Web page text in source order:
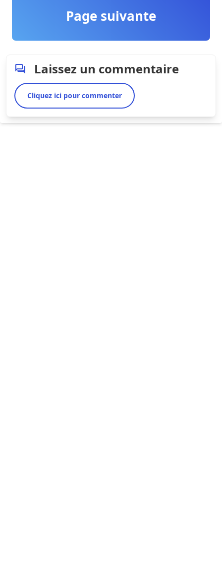
Page suivante
Laissez un commentaire
Cliquez ici pour commenter